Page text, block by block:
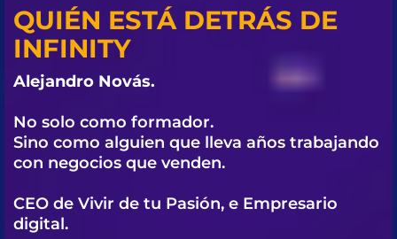
QUIÉN ESTÁ DETRÁS DE
INFINITY
Alejandro Novás.
No solo como formador.
Sino como alguien que lleva años trabajando
con negocios que venden.
CEO de Vivir de tu Pasión, e Empresario
digital.